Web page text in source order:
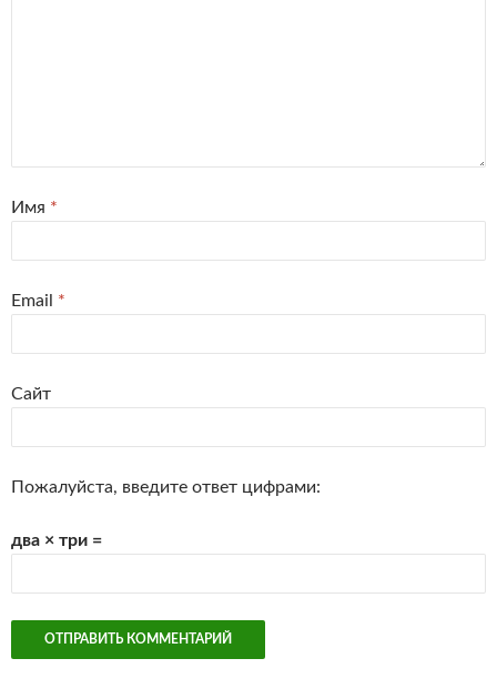
Имя *
Email *
Сайт
Пожалуйста, введите ответ цифрами:
два × три =